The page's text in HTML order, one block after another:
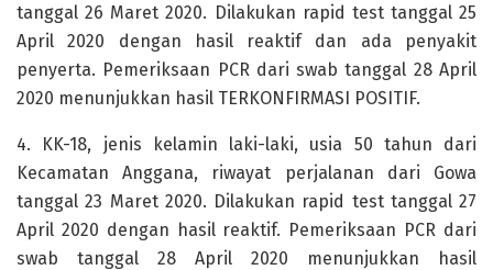
tanggal 26 Maret 2020. Dilakukan rapid test tanggal 25
April 2020 dengan hasil reaktif dan ada penyakit
penyerta. Pemeriksaan PCR dari swab tanggal 28 April
2020 menunjukkan hasil TERKONFIRMASI POSITIF.
4. KK-18, jenis kelamin laki-laki, usia 50 tahun dari
Kecamatan Anggana, riwayat perjalanan dari Gowa
tanggal 23 Maret 2020. Dilakukan rapid test tanggal 27
April 2020 dengan hasil reaktif. Pemeriksaan PCR dari
swab tanggal 28 April 2020 menunjukkan hasil